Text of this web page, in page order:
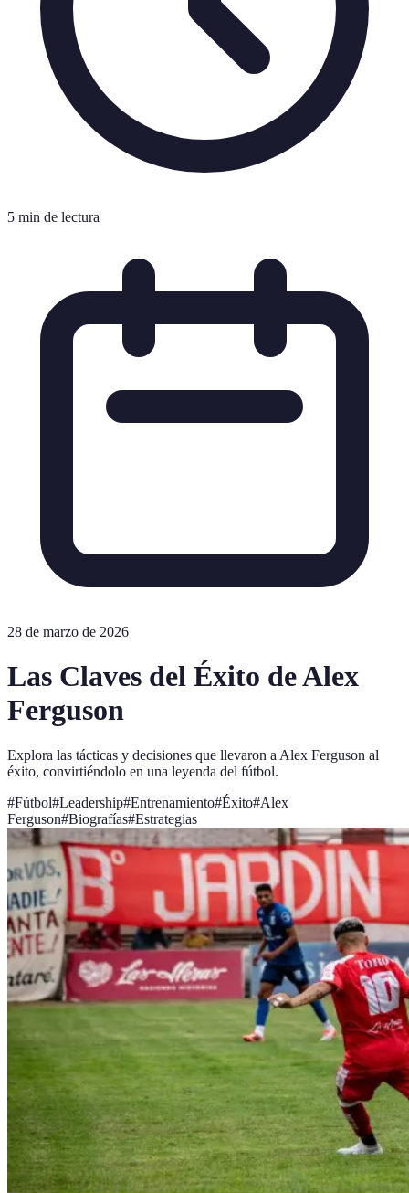
5 min de lectura
28 de marzo de 2026
Las Claves del Éxito de Alex
Ferguson
Explora las tácticas y decisiones que llevaron a Alex Ferguson al
éxito, convirtiéndolo en una leyenda del fútbol.
#Fútbol#Leadership#Entrenamiento#Éxito#Alex
Ferguson#Biografías#Estrategias